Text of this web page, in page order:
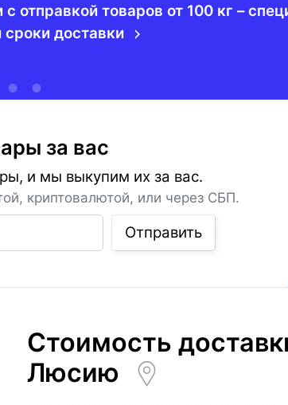
отправкой товаров от 100 кг –
доставки
за вас
и мы выкупим их за вас.
криптовалютой, или через СБП.
Отправить
Стоимость
Люсию